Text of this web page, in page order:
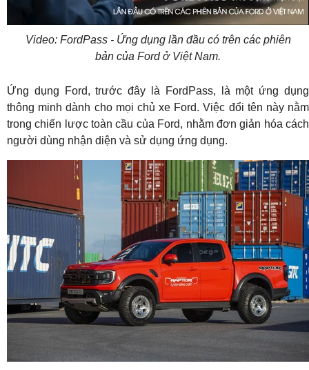
Video: FordPass - Ứng dụng lần đầu có trên các phiên
bản của Ford ở Việt Nam.
Ứng dụng Ford, trước đây là FordPass, là một ứng dụng
thông minh dành cho mọi chủ xe Ford. Việc đổi tên này nằm
trong chiến lược toàn cầu của Ford, nhằm đơn giản hóa cách
người dùng nhận diện và sử dụng ứng dụng.